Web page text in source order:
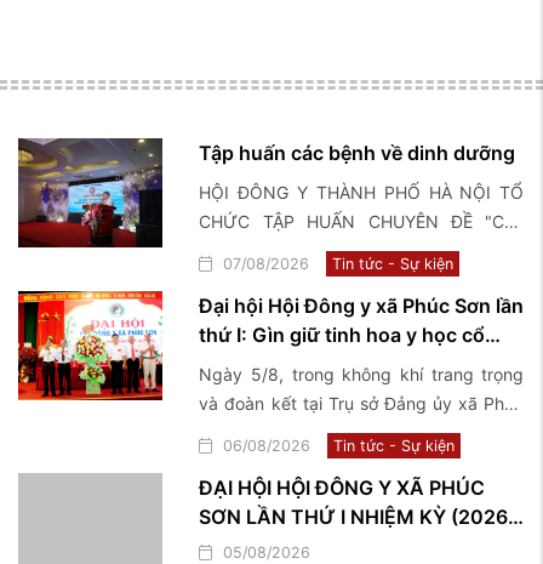
Tập huấn các bệnh về dinh dưỡng
HỘI ĐÔNG Y THÀNH PHỐ HÀ NỘI TỔ
CHỨC TẬP HUẤN CHUYÊN ĐỀ "Các
bệnh về dinh dưỡng và điều trị bằng y
07/08/2026 Tin tức - Sự kiện
Đại hội Hội Đông y xã Phúc Sơn lần
thứ I: Gìn giữ tinh hoa y học cổ
truyền, lan tỏa giá trị nhân văn vì
sức khỏe cộng đồng
Ngày 5/8, trong không khí trang trọng
và đoàn kết tại Trụ sở Đảng ủy xã Phúc
Sơn, Hội Đông y xã Phúc Sơn đã long
trọng tổ chức Đại hội lần thứ I, nhiệm kỳ
2026–2031, đánh dấu một bước phát
triển mới trong công tác kế thừa, bảo
tồn và phát huy những giá trị quý báu
06/08/2026 Tin tức - Sự kiện
ĐẠI HỘI HỘI ĐÔNG Y XÃ PHÚC
SƠN LẦN THỨ I NHIỆM KỲ (2026 –
2031)
05/08/2026